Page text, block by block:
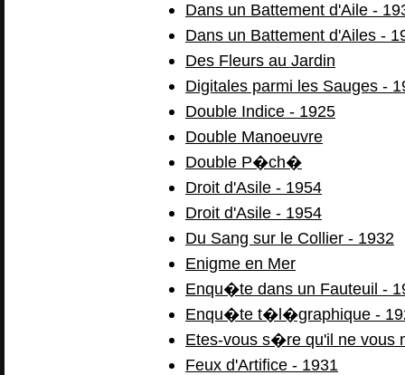
Dans un Battement d'Aile -
Dans un Battement d'Ailes -
Des Fleurs au Jardin
Digitales parmi les Sauges -
Double Indice - 1925
Double Manoeuvre
Double P�ch�
Droit d'Asile - 1954
Droit d'Asile - 1954
Du Sang sur le Collier - 1932
Enigme en Mer
Enqu�te dans un Fauteuil -
Enqu�te t�l�graphique -
Etes-vous s�re qu'il ne vous
Feux d'Artifice - 1931